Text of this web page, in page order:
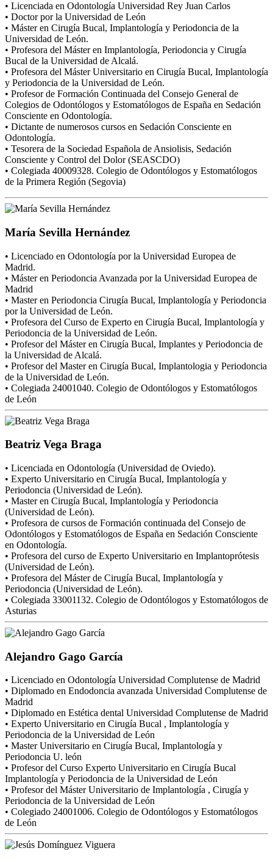
• Licenciada en Odontología Universidad Rey Juan Carlos
• Doctor por la Universidad de León
• Máster en Cirugía Bucal, Implantología y Periodoncia de la
Universidad de León.
• Profesora del Máster en Implantología, Periodoncia y Cirugía
Bucal de la Universidad de Alcalá.
• Profesora del Máster Universitario en Cirugía Bucal, Implantología
y Periodoncia de la Universidad de León.
• Profesor de Formación Continuada del Consejo General de
Colegios de Odontólogos y Estomatólogos de España en Sedación
Consciente en Odontología.
• Dictante de numerosos cursos en Sedación Consciente en
Odontología.
• Tesorera de la Sociedad Española de Ansiolisis, Sedación
Consciente y Control del Dolor (SEASCDO)
• Colegiada 40009328. Colegio de Odontólogos y Estomatólogos
de la Primera Región (Segovia)
María Sevilla Hernández
• Licenciado en Odontología por la Universidad Europea de
Madrid.
• Máster en Periodoncia Avanzada por la Universidad Europea de
Madrid
• Master en Periodoncia Cirugía Bucal, Implantología y Periodoncia
por la Universidad de León.
• Profesora del Curso de Experto en Cirugía Bucal, Implantología y
Periodoncia de la Universidad de León.
• Profesor del Máster en Cirugía Bucal, Implantes y Periodoncia de
la Universidad de Alcalá.
• Profesor del Master en Cirugía Bucal, Implantologia y Periodoncia
de la Universidad de León.
• Colegiada 24001040. Colegio de Odontólogos y Estomatólogos
de León
Beatriz Vega Braga
• Licenciada en Odontología (Universidad de Oviedo).
• Experto Universitario en Cirugía Bucal, Implantología y
Periodoncia (Universidad de León).
• Master en Cirugía Bucal, Implantología y Periodoncia
(Universidad de León).
• Profesora de cursos de Formación continuada del Consejo de
Odontólogos y Estomatólogos de España en Sedación Consciente
en Odontología.
• Profesora del curso de Experto Universitario en Implantoprótesis
(Universidad de León).
• Profesora del Máster de Cirugía Bucal, Implantología y
Periodoncia (Universidad de León).
• Colegiada 33001132. Colegio de Odontólogos y Estomatólogos de
Asturias
Alejandro Gago García
• Licenciado en Odontología Universidad Complutense de Madrid
• Diplomado en Endodoncia avanzada Universidad Complutense de
Madrid
• Diplomado en Estética dental Universidad Complutense de Madrid
• Experto Universitario en Cirugía Bucal , Implantología y
Periodoncia de la Universidad de León
• Master Universitario en Cirugía Bucal, Implantología y
Periodoncia U. león
• Profesor del Curso Experto Universitario en Cirugía Bucal
Implantología y Periodoncia de la Universidad de León
• Profesor del Máster Universitario de Implantología , Cirugía y
Periodoncia de la Universidad de León
• Colegiado 24001006. Colegio de Odontólogos y Estomatólogos
de León